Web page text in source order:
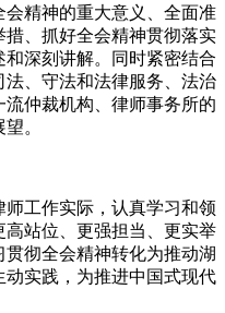
精神的重大意义、全面准
、抓好全会精神贯彻落实
深刻讲解。同时紧密结合
、守法和法律服务、法治
仲裁机构、律师事务所的
。
工作实际，认真学习和领
站位、更强担当、更实举
彻全会精神转化为推动湖
实践，为推进中国式现代